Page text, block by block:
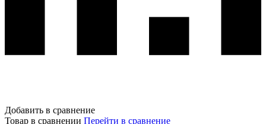
Добавить в сравнение
Товар в сравнении Перейти в сравнение